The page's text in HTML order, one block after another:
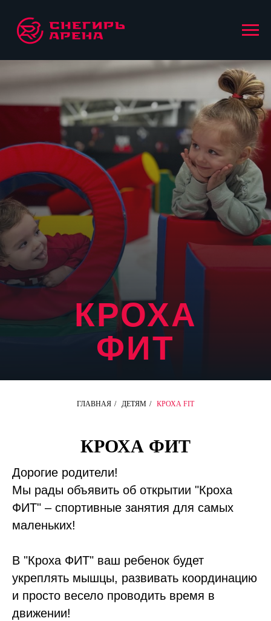
КРОХА
ФИТ
ГЛАВНАЯ / ДЕТЯМ / КРОХА FIT
КРОХА ФИТ
Дорогие родители!
Мы рады объявить об открытии "Кроха
ФИТ" – спортивные занятия для самых
маленьких!
В "Кроха ФИТ" ваш ребенок будет
укреплять мышцы, развивать координацию
и просто весело проводить время в
движении!